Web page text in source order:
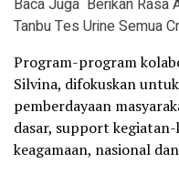
Baca Juga Berikan Rasa
Tanbu Tes Urine Semua
Program-program
Silvina, difokuskan
pemberdayaan
dasar, support
keagamaan, nasional